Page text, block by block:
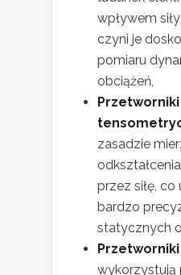
wpływem
czyni je
pomiaru
obciążeń,
Przetworniki
zasadzie
przez siłę,
bardzo
statycznych
wykorzystują